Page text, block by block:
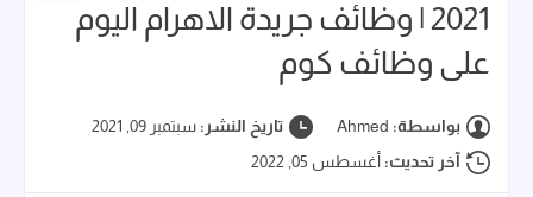
2021 | وظائف جريدة الاهرام اليوم
على وظائف كوم
بواسطة: Ahmed تاريخ النشر: سبتمبر 09, 2021
آخر تحديث: أغسطس 05, 2022